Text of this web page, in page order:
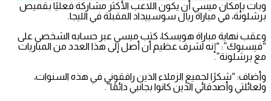
وبات بإمكان ميسي أن يكون اللاعب الأكثر مشاركة فعليًا بقميص
برشلونة، في مباراة ريال سوسييداد المقبلة في الليجا.
وعقب نهاية مباراة هويسكا، كتب ميسي عبر حسابه الشخصي على
“فيسبوك”: “إنه لشرف عظيم أن أصل إلى هذا العدد من المباريات
مع برشلونة”.
وأضاف: “شكرًا لجميع الزملاء الذين رافقوني في هذه السنوات،
ولعائلتي وأصدقائي الذين كانوا بجانبي دائمًا”.